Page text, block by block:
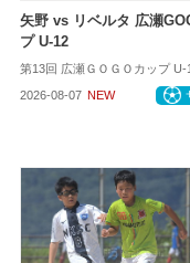
矢野 vs リベルタ 広瀬
プ U-12
第13回 広瀬ＧＯＧＯカップ U-
2026-08-07 NEW